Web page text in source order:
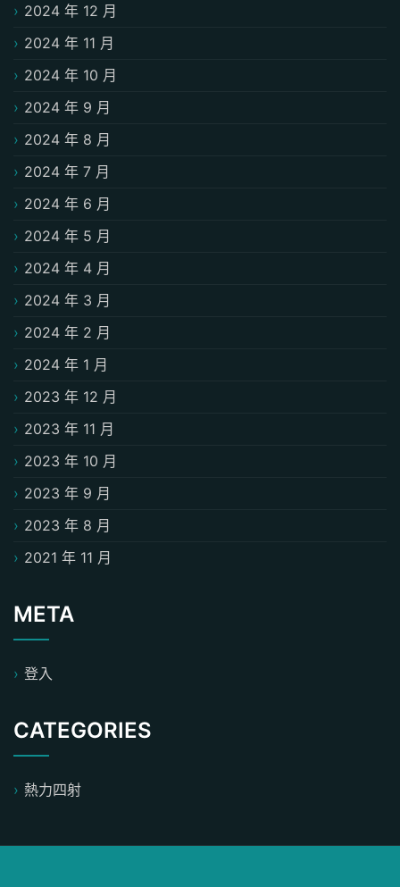
2024 年 12 月
2024 年 11 月
2024 年 10 月
2024 年 9 月
2024 年 8 月
2024 年 7 月
2024 年 6 月
2024 年 5 月
2024 年 4 月
2024 年 3 月
2024 年 2 月
2024 年 1 月
2023 年 12 月
2023 年 11 月
2023 年 10 月
2023 年 9 月
2023 年 8 月
2021 年 11 月
META
登入
CATEGORIES
熱力四射